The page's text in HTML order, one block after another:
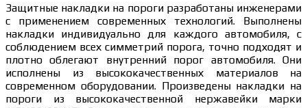
Защитные накладки на пороги разработаны инженерами
с применением современных технологий. Выполнены
накладки индивидуально для каждого автомобиля, с
соблюдением всех симметрий порога, точно подходят и
плотно облегают внутренний порог автомобиля. Они
исполнены из высококачественных материалов на
современном оборудовании. Произведены накладки на
пороги из высококачественной нержавейки марки